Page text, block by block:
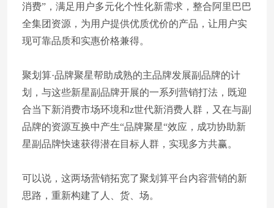
消费”，满足用户多元化个性化新需求，整合阿里巴巴
全集团资源，为用户提供优质优价的产品，让用户实
现可靠品质和实惠价格兼得。
聚划算·品牌聚星帮助成熟的主品牌发展副品牌的计
划，与这些新星副品牌开展的一系列营销打法，既迎
合当下新消费市场环境和z世代新消费人群，又在与副
品牌的资源互换中产生“品牌聚星“效应，成功协助新
星副品牌快速获得潜在目标人群，实现多方共赢。
可以说，这两场营销拓宽了聚划算平台内容营销的新
思路，重新构建了人、货、场。